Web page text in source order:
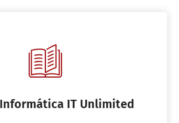
IT Unlimited